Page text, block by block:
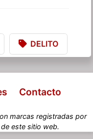
DELITO
Contacto
marcas registradas por
este sitio web.